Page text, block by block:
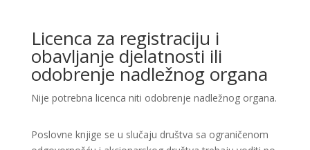
Licenca za registraciju i
obavljanje djelatnosti ili
odobrenje nadležnog organa
Nije potrebna licenca niti odobrenje nadležnog organa.
Poslovne knjige se u slučaju društva sa ograničenom